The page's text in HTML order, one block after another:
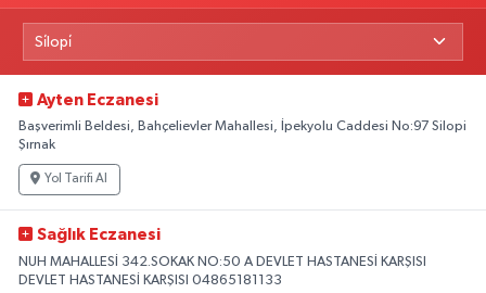
Ayten Eczanesi
Başverimli Beldesi, Bahçelievler Mahallesi, İpekyolu Caddesi No:97 Silopi
Şırnak
Yol Tarifi Al
Sağlık Eczanesi
NUH MAHALLESİ 342.SOKAK NO:50 A DEVLET HASTANESİ KARŞISI
DEVLET HASTANESİ KARŞISI 04865181133